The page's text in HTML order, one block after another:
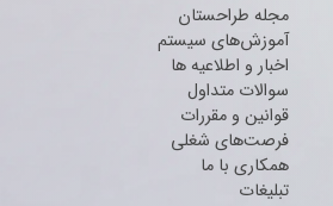
مجله طراحستان
آموزش‌های سیستم
اخبار و اطلاعیه ها
سوالات متداول
قوانین و مقررات
فرصت‌های شغلی
همکاری با ما
تبلیغات